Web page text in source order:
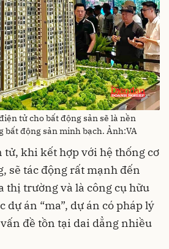
tử cho bất động sản sẽ là nền
bất động sản minh bạch. Ảnh:VA
khi kết hợp với hệ thống cơ
sẽ tác động rất mạnh đến
thị trường và là công cụ hữu
dự án “ma”, dự án có pháp lý
đề tồn tại dai dẳng nhiều